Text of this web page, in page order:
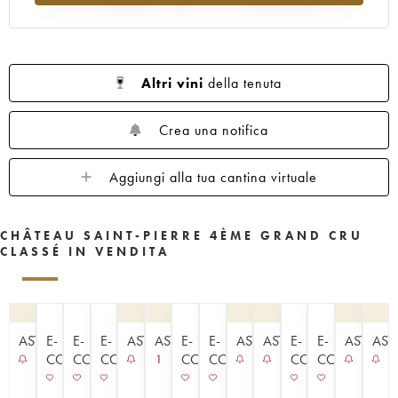
Altri vini della tenuta
Crea una notifica
Aggiungi alla tua cantina virtuale
CHÂTEAU SAINT-PIERRE 4ÈME GRAND CRU
CLASSÉ IN VENDITA
ASTAE-
COMMERCE
E-
COMMERCE
E-
COMMERCE
ASTAASTA
1
E-
COMMERCE
E-
COMMERCE
ASTAASTAE-
COMMERCE
E-
COMMERCE
ASTA